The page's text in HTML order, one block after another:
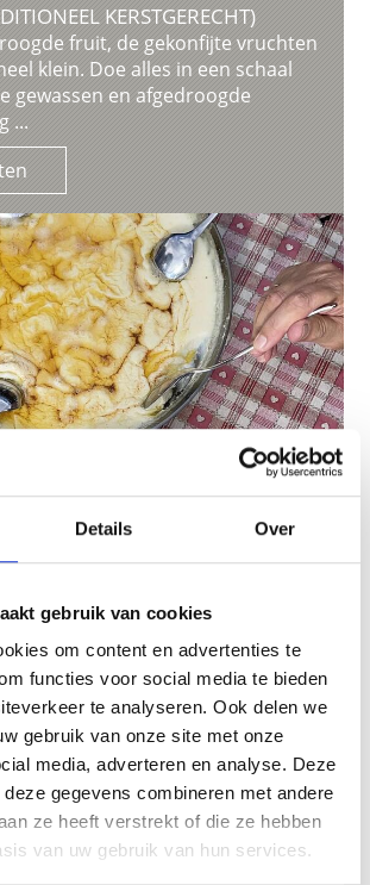
Details Over
gebruik van cookies
om content en advertenties te
functies voor social media te bieden
te analyseren. Ook delen we
gebruik van onze site met onze
media, adverteren en analyse. Deze
gegevens combineren met andere
ze heeft verstrekt of die ze hebben
van uw gebruik van hun services.
KERSTGERECHT)
fruit, de gekonfijte vruchten
klein. Doe alles in een schaal
gewassen en afgedroogde
...
(KRAPFEN)
bowl, mix whit milk, oil, water,
egg yolks, egg and salt and knead